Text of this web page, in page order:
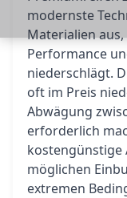
modernste
Materialien
Performance
niederschlägt.
oft im Preis
Abwägung
erforderlich
kostengünstige
möglichen
extremen